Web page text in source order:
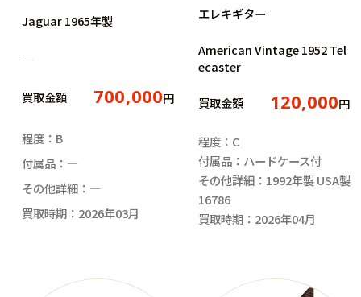
Jaguar 1965年製
―
買取金額 700,000円
程度：B
付属品：―
その他詳細：―
買取時期：2026年03月
エレキギター
American Vintage 1952 Tel
ecaster
買取金額 120,000円
程度：C
付属品：ハードケース付
その他詳細：1992年製 USA製
16786
買取時期：2026年04月